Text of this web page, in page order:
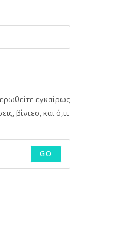
search
εγκαίρως
βίντεο, και ό,τι
GO